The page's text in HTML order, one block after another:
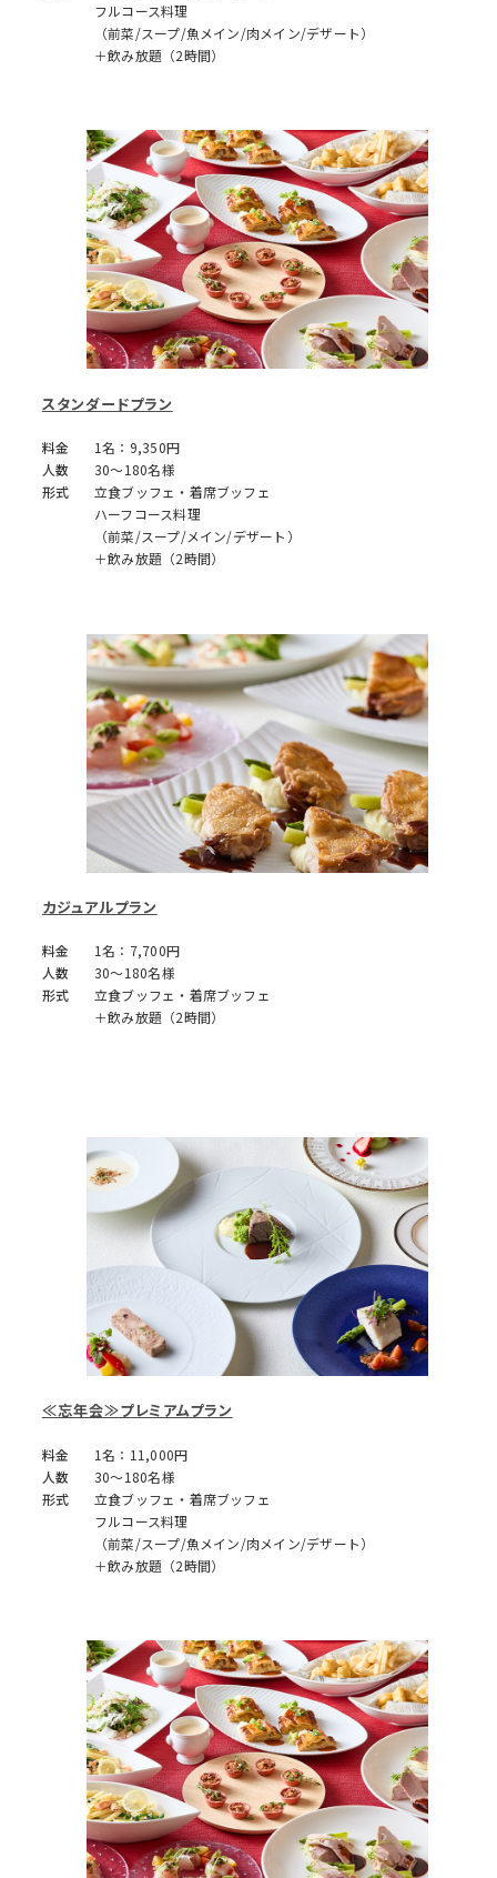
フルコース料理
（前菜/スープ/魚メイン/肉メイン/デザート）
＋飲み放題（2時間）
スタンダードプラン
料金
1名：9,350円
人数
30～180名様
形式
立食ブッフェ・着席ブッフェ
ハーフコース料理
（前菜/スープ/メイン/デザート）
＋飲み放題（2時間）
カジュアルプラン
料金
1名：7,700円
人数
30～180名様
形式
立食ブッフェ・着席ブッフェ
＋飲み放題（2時間）
≪忘年会≫プレミアムプラン
料金
1名：11,000円
人数
30～180名様
形式
立食ブッフェ・着席ブッフェ
フルコース料理
（前菜/スープ/魚メイン/肉メイン/デザート）
＋飲み放題（2時間）